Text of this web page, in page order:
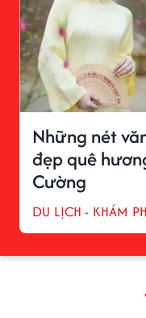
Những nét
đẹp quê
Cường
DU LỊCH - KHÁM